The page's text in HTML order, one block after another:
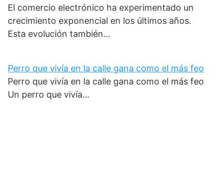
El comercio electrónico ha experimentado un
crecimiento exponencial en los últimos años.
Esta evolución también…
Perro que vivía en la calle gana como el más feo
Perro que vivía en la calle gana como el más feo
Un perro que vivía…